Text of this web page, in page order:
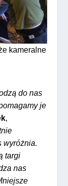
kameralne
do nas
je
,
wyróżnia.
targi
nas